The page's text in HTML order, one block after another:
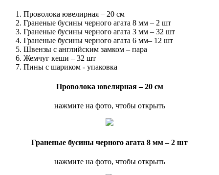
Проволока ювелирная – 20 см
Граненые бусины черного агата 8 мм – 2 шт
Граненые бусины черного агата 3 мм – 32 шт
Граненые бусины черного агата 6 мм– 12 шт
Швензы с английским замком – пара
Жемчуг кеши – 32 шт
Пины с шариком - упаковка
Проволока ювелирная – 20 см
нажмите на фото, чтобы открыть
Граненые бусины черного агата 8 мм – 2 шт
нажмите на фото, чтобы открыть